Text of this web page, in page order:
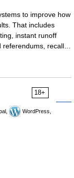
to improve how
That includes
instant runoff
referendums, recall…
18+
WordPress,